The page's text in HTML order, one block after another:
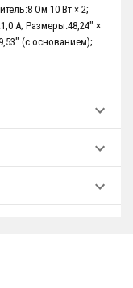
Ом 10 Вт × 2;
А; Размеры:48,24" ×
(с основанием);